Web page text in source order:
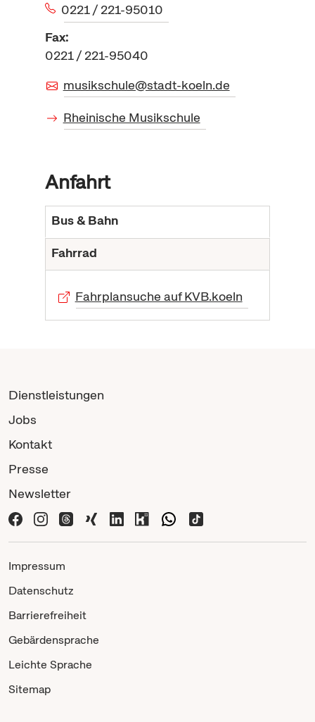
0221 / 221-95010
Fax:
0221 / 221-95040
musikschule@stadt-koeln.de
Rheinische Musikschule
Anfahrt
Bus & Bahn
Fahrrad
Fahrplansuche auf KVB.koeln
Dienstleistungen
Jobs
Kontakt
Presse
Newsletter
Impressum
Datenschutz
Barrierefreiheit
Gebärdensprache
Leichte Sprache
Sitemap